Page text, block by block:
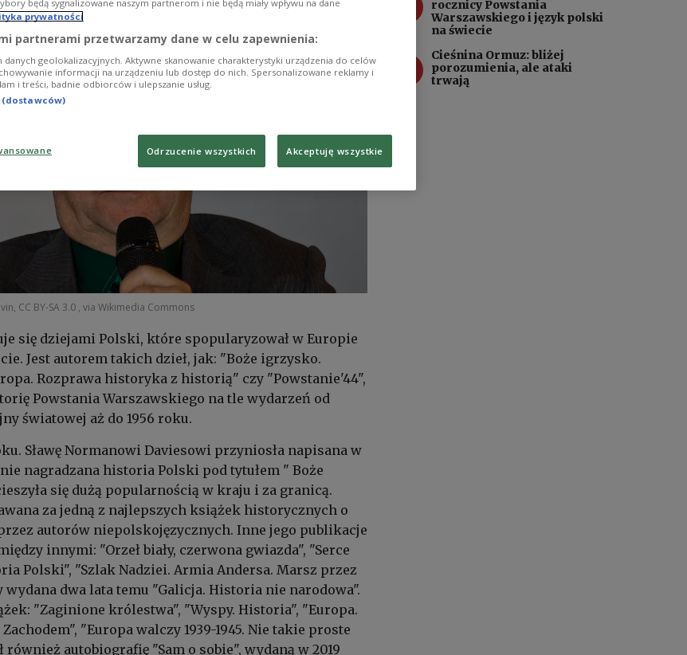
CC BY-SA 3.0 , via Wikimedia Commons
się dziejami Polski, które spopularyzował w Europie
Jest autorem takich dzieł, jak: "Boże igrzysko.
Rozprawa historyka z historią" czy "Powstanie'44",
Powstania Warszawskiego na tle wydarzeń od
światowej aż do 1956 roku.
Sławę Normanowi Daviesowi przyniosła napisana w
nagradzana historia Polski pod tytułem " Boże
się dużą popularnością w kraju i za granicą.
za jedną z najlepszych książek historycznych o
autorów niepolskojęzycznych. Inne jego publikacje
innymi: "Orzeł biały, czerwona gwiazda", "Serce
Polski", "Szlak Nadziei. Armia Andersa. Marsz przez
dwa lata temu "Galicja. Historia nie narodowa".
"Zaginione królestwa", "Wyspy. Historia", "Europa.
"Europa walczy 1939-1945. Nie takie proste
również autobiografię "Sam o sobie", wydaną w 2019
rocznicy Powstania
Warszawskiego i język polski
na świecie
Cieśnina Ormuz: bliżej
porozumienia, ale ataki
trwają
będą sygnalizowane naszym partnerom i nie będą miały wpływu na dane
prywatności
partnerami przetwarzamy dane w celu zapewnienia:
danych geolokalizacyjnych. Aktywne skanowanie charakterystyki urządzenia do celów
informacji na urządzeniu lub dostęp do nich. Spersonalizowane reklamy i
i treści, badnie odbiorców i ulepszanie usług.
Odrzucenie wszystkich Akceptuję wszystkie